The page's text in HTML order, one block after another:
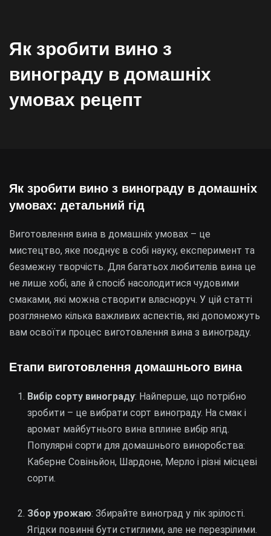
Як зробити вино з
винограду в домашніх
умовах рецепт
Як зробити вино з винограду в домашніх
умовах: детальний гід
Виготовлення вина в домашніх умовах – це
мистецтво, яке поєднує в собі науку, експеримент та
безмежну творчість. Для багатьох любителів вина це
не лише хобі, але й спосіб насолодитися чудовими
смаками, які можна створити власноруч. У цій статті
розглянемо кілька важливих аспектів, які допоможуть
вам освоїти процес виготовлення вина з винограду.
Етапи виготовлення домашнього вина
Вибір сорту винограду: Найперше, що потрібно
зробити – це вибрати сорт винограду. На смак і
аромат майбутнього вина вплине вибір ягід.
Популярні сорти для домашнього виноробства:
Каберне Совіньйон, Шардоне, Мерло і різні місцеві
сорти.
Збор урожаю: Збирайте виноград у пік зрілості.
Ягідки повинні бути стиглими, але не перезрілими.